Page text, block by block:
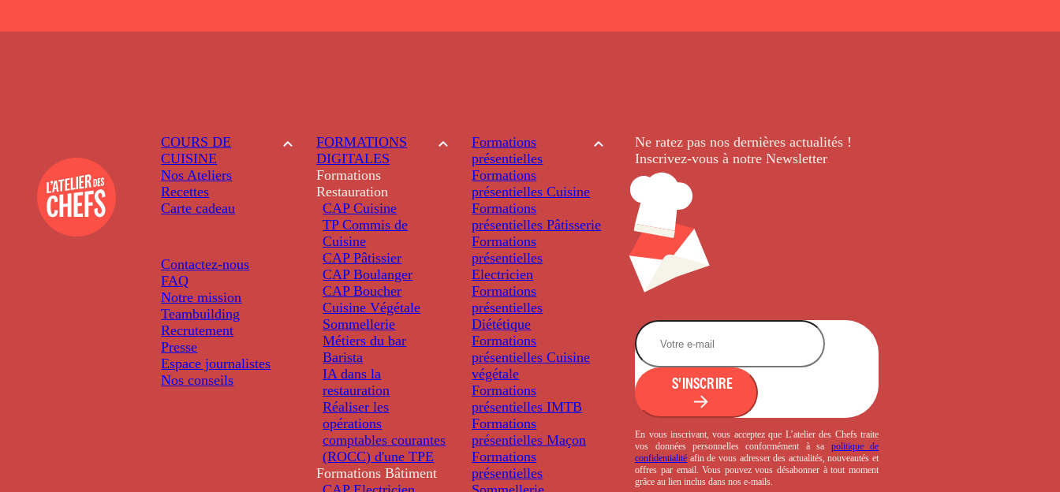
COURS DE
CUISINE
Nos Ateliers
Recettes
Carte cadeau
Contactez-nous
FAQ
Notre mission
Teambuilding
Recrutement
Presse
Espace journalistes
Nos conseils
FORMATIONS
DIGITALES
Formations
Restauration
CAP Cuisine
TP Commis de
Cuisine
CAP Pâtissier
CAP Boulanger
CAP Boucher
Cuisine Végétale
Sommellerie
Métiers du bar
Barista
IA dans la
restauration
Réaliser les
opérations
comptables courantes
(ROCC) d'une TPE
Formations Bâtiment
Formations
présentielles
Formations
présentielles Cuisine
Formations
présentielles Pâtisserie
Formations
présentielles
Electricien
Formations
présentielles
Diététique
Formations
présentielles Cuisine
végétale
Formations
présentielles IMTB
Formations
présentielles Maçon
Formations
présentielles
Ne ratez pas nos dernièresactualités !
Inscrivez-vous à notre Newsletter.
S'INSCRIRE
En vous inscrivant, vous acceptez que L’atelier des Chefs traite
vos données personnelles conformément à sa politique de
confidentialité afin de vous adresser des actualités, nouveautés et
offres par email. Vous pouvez vous désabonner à tout moment
grâce au lien inclus dans nos e-mails.